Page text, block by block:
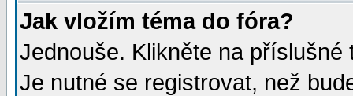
Jak vložím téma do fóra?
Jednouše. Klikněte na
Je nutné se registrovat, než